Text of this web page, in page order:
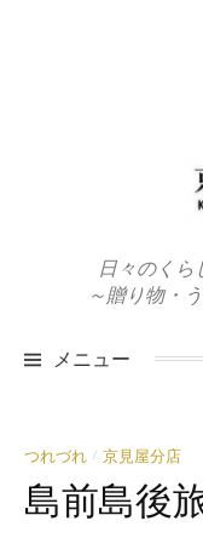
日々のく
～贈り物・
メニュー
つれづれ / 京見屋分店
島前島後